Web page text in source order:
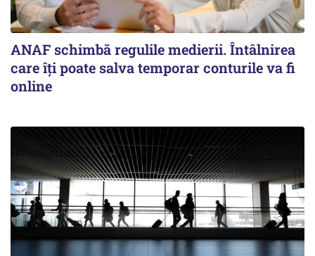
ANAF schimbă regulile medierii. Întâlnirea
care îți poate salva temporar conturile va fi
online